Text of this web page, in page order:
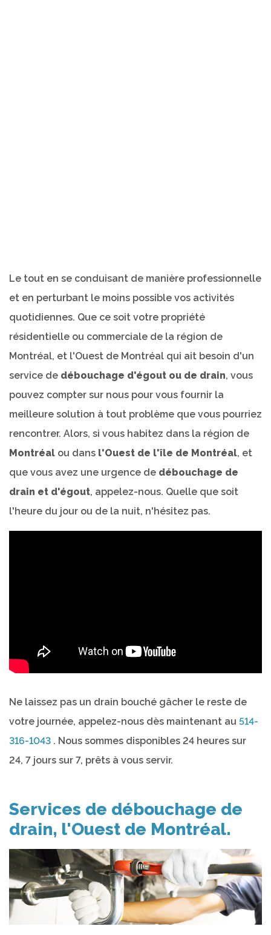
Le tout en se conduisant de manière professionnelle
et en perturbant le moins possible vos activités
quotidiennes. Que ce soit votre propriété
résidentielle ou commerciale de la région de
Montréal, et l'Ouest de Montréal qui ait besoin d'un
service de débouchage d'égout ou de drain, vous
pouvez compter sur nous pour vous fournir la
meilleure solution à tout problème que vous pourriez
rencontrer. Alors, si vous habitez dans la région de
Montréal ou dans l'Ouest de l'île de Montréal, et
que vous avez une urgence de débouchage de
drain et d'égout, appelez-nous. Quelle que soit
l'heure du jour ou de la nuit, n'hésitez pas.
Ne laissez pas un drain bouché gâcher le reste de
votre journée, appelez-nous dès maintenant au 514-
316-1043 . Nous sommes disponibles 24 heures sur
24, 7 jours sur 7, prêts à vous servir.
Services de débouchage de
drain, l'Ouest de Montréal.